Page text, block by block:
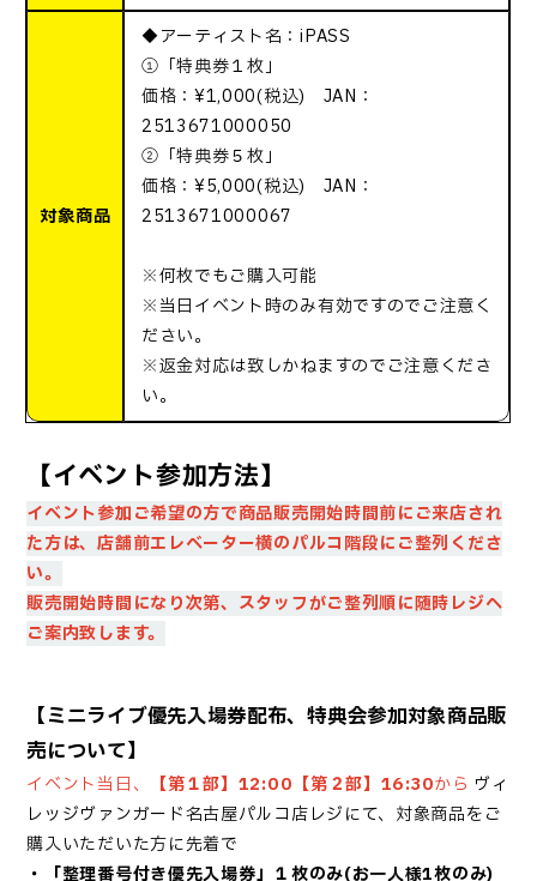
対象商品
◆アーティスト名：iPASS
①「特典券１枚」
価格：¥1,000(税込) JAN：
2513671000050
②「特典券５枚」
価格：¥5,000(税込) JAN：
2513671000067
※何枚でもご購入可能
※当日イベント時のみ有効ですのでご注意く
ださい。
※返金対応は致しかねますのでご注意くださ
い。
【イベント参加方法】
イベント参加ご希望の方で商品販売開始時間前にご来店され
た方は、店舗前エレベーター横のパルコ階段にご整列くださ
い。
販売開始時間になり次第、スタッフがご整列順に随時レジへ
ご案内致します。
【ミニライブ優先入場券配布、特典会参加対象商品販
売について】
イベント当日、 【第１部】12:00【第２部】16:30から ヴィ
レッジヴァンガード名古屋パルコ店レジにて、対象商品をご
購入いただいた方に先着で
・「整理番号付き優先入場券」１枚のみ(お一人様1枚のみ)